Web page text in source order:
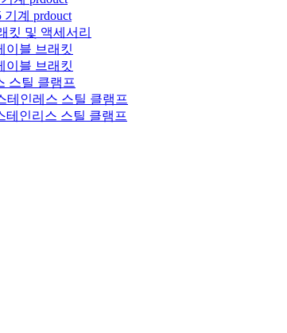
기계 prdouct
킷 및 액세서리
이블 브래킷
이블 브래킷
스틸 클램프
테인레스 스틸 클램프
테인리스 스틸 클램프